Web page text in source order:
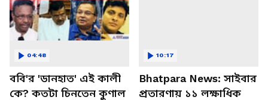
ববি'র 'ডানহাত' এই কালী
কে? কতটা চিনতেন কুণাল
04:48
Bhatpara News: সাইবার
প্রতারণায় ১১ লক্ষাধিক
10:17